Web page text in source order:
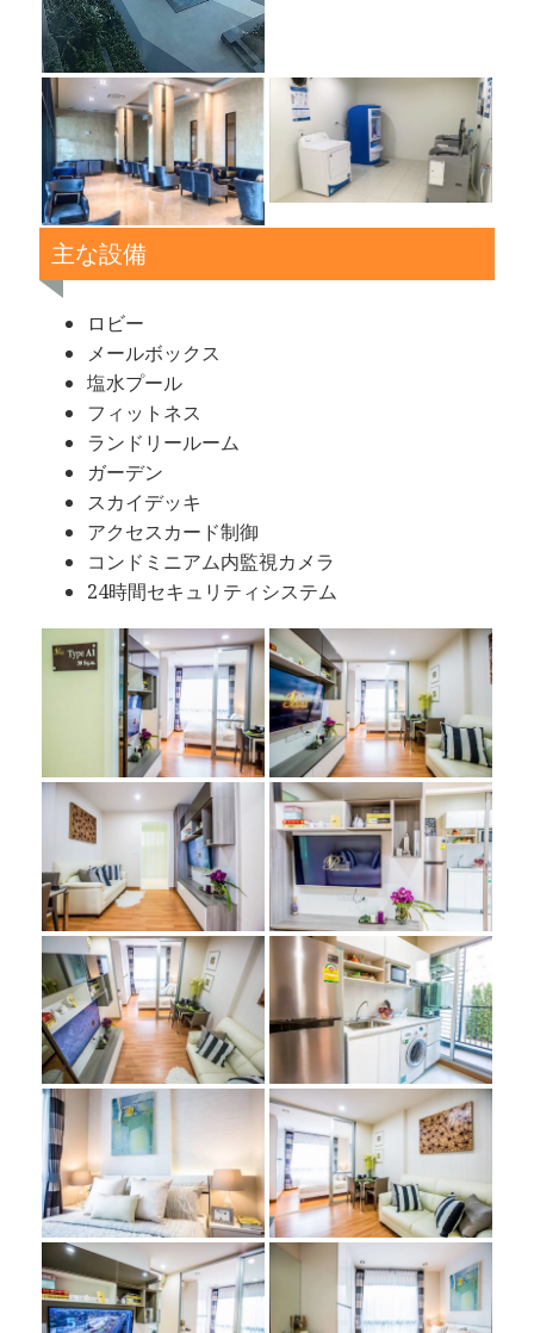
主な設備
ロビー
メールボックス
塩水プール
フィットネス
ランドリールーム
ガーデン
スカイデッキ
アクセスカード制御
コンドミニアム内監視カメラ
24時間セキュリティシステム